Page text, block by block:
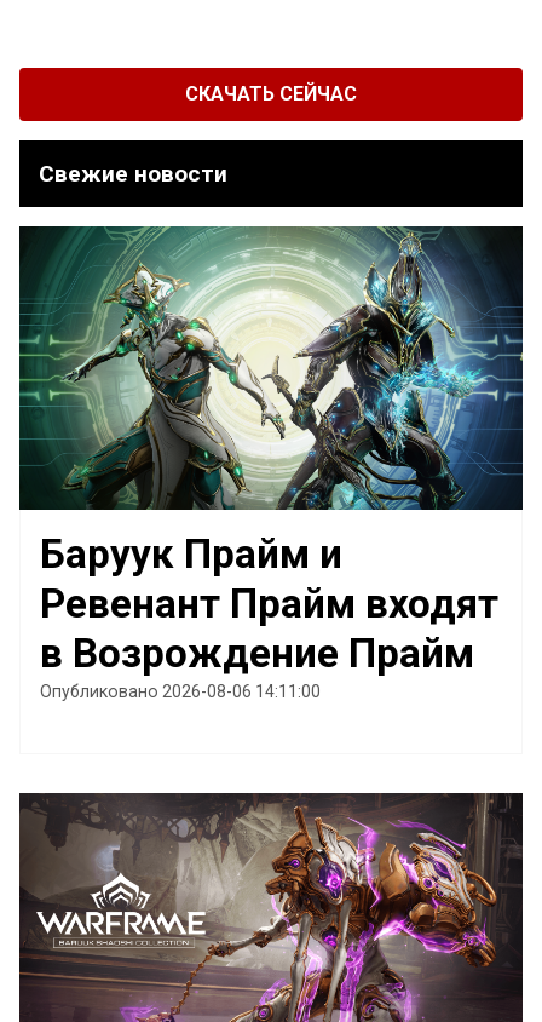
СКАЧАТЬ СЕЙЧАС
Свежие новости
Баруук Прайм и
Ревенант Прайм входят
в Возрождение Прайм
Опубликовано 2026-08-06 14:11:00